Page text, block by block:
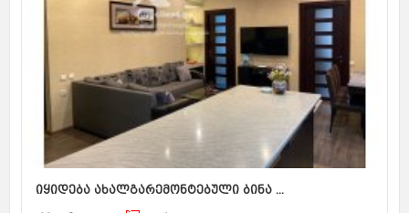
იყიდება ახალგარემონტებული ბინა ...